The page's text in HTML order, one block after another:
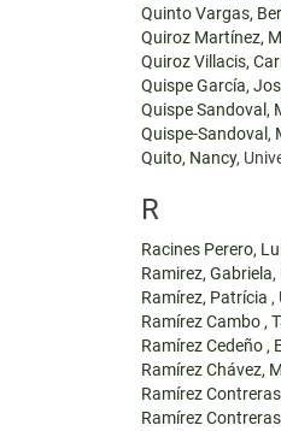
Quinto Vargas,
Quiroz Martínez,
Quiroz Villacis,
Quispe García,
Quispe Sandoval,
Quispe-Sandoval,
Quito, Nancy,
R
Racines Perero,
Ramirez, Gabriela
Ramírez, Patrícia ,
Ramírez Cambo ,
Ramírez Cedeño ,
Ramírez Chávez,
Ramírez
Ramírez